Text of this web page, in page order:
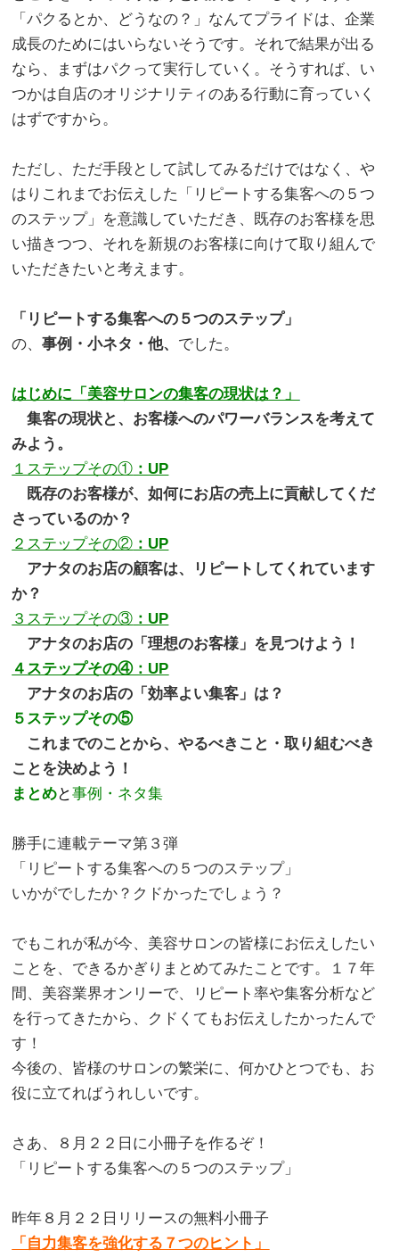
「パクるとか、どうなの？」なんてプライドは、企業
成長のためにはいらないそうです。それで結果が出る
なら、まずはパクって実行していく。そうすれば、い
つかは自店のオリジナリティのある行動に育っていく
はずですから。
ただし、ただ手段として試してみるだけではなく、や
はりこれまでお伝えした「リピートする集客への５つ
のステップ」を意識していただき、既存のお客様を思
い描きつつ、それを新規のお客様に向けて取り組んで
いただきたいと考えます。
「リピートする集客への５つのステップ」
の、事例・小ネタ・他、 でした。
はじめに 「美容サロンの集客の現状は？」
。集客の現状と、お客様へのパワーバランスを考えて
みよう。
１ステップその① ：UP
既存のお客様が、如何にお店の売上に貢献してくだ
さっているのか？
２ステップその② ：UP
アナタのお店の顧客は、リピートしてくれています
か？
３ステップその③ ：UP
アナタのお店の「理想のお客様」を見つけよう！
４ステップその④：UP
アナタのお店の「効率よい集客」は？
５ステップその⑤
これまでのことから、やるべきこと・取り組むべき
ことを決めよう！
まとめと事例・ ネタ集
勝手に連載テーマ第３弾
「リピートする集客への５つのステップ」
いかがでしたか？クドかったでしょう？
でもこれが私が今、美容サロンの皆様にお伝えしたい
ことを、できるかぎりまとめてみたことです。１７年
間、美容業界オンリーで、リピート率や集客分析など
を行ってきたから、クドくてもお伝えしたかったんで
す！
今後の、皆様のサロンの繁栄に、何かひとつでも、お
役に立てればうれしいです。
さあ、８月２２日に小冊子を作るぞ！
「リピートする集客への５つのステップ」
昨年８月２２日リリースの無料小冊子
「自力集客を強化する７つのヒント」